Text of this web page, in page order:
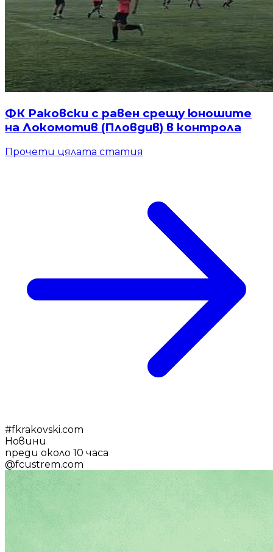
ФК Раковски с равен срещу юношите
на Локомотив (Пловдив) в контрола
Прочети цялата статия
#fkrakovski.com
Новини
преди около 10 часа
@fcustrem.com